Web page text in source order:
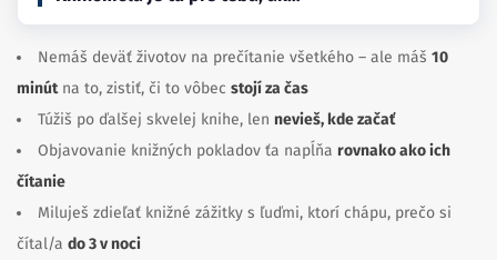
Nemáš deväť životov na prečítanie všetkého – ale máš 10
minútna to, zistiť, či to vôbec stojí za čas
Túžiš po ďalšej skvelej knihe, len nevieš, kde začať
Objavovanie knižných pokladov ťa napĺňa rovnako ako ich
čítanie
Miluješ zdieľať knižné zážitky s ľuďmi, ktorí chápu, prečo si
čítal/a do 3 v noci